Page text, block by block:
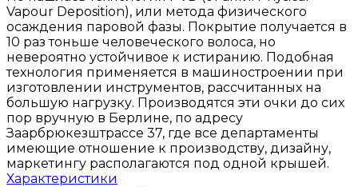
Vapour Deposition), или метода физического
осаждения паровой фазы. Покрытие получается в
10 раз тоньше человеческого волоса, но
невероятно устойчивое к истиранию. Подобная
технология применяется в машиностроении при
изготовлении инструментов, рассчитанных на
большую нагрузку. Производятся эти очки до сих
пор вручную в Берлине, по адресу
Заарбрюкезштрассе 37, где все департаменты
имеющие отношение к производству, дизайну,
маркетингу располагаются под одной крышей.
Характеристики